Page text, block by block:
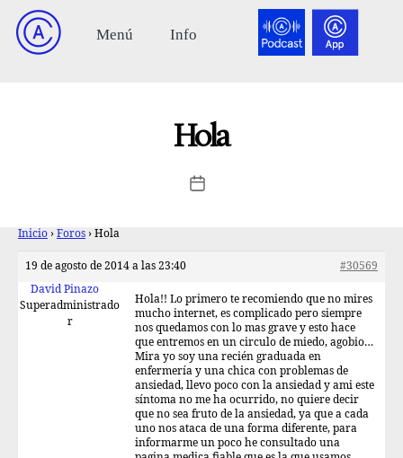
Hola
Inicio › Foros › Hola
19 de agosto de 2014 a las 23:40
#30569
David Pinazo
Superadministrado
r
Hola!! Lo primero te recomiendo que no mires
mucho internet, es complicado pero siempre
nos quedamos con lo mas grave y esto hace
que entremos en un circulo de miedo, agobio…
Mira yo soy una recién graduada en
enfermería y una chica con problemas de
ansiedad, llevo poco con la ansiedad y ami este
síntoma no me ha ocurrido, no quiere decir
que no sea fruto de la ansiedad, ya que a cada
uno nos ataca de una forma diferente, para
informarme un poco he consultado una